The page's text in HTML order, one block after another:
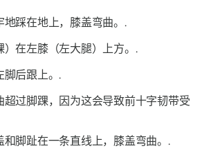
地踩在地上，膝盖弯曲。.
）在左膝（左大腿）上方。.
脚后跟上。.
超过脚踝，因为这会导致前十字韧带受
和脚趾在一条直线上，膝盖弯曲。.